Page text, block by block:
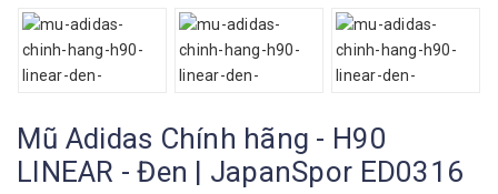
Mũ Adidas Chính hãng - H90
LINEAR - Đen | JapanSpor ED0316